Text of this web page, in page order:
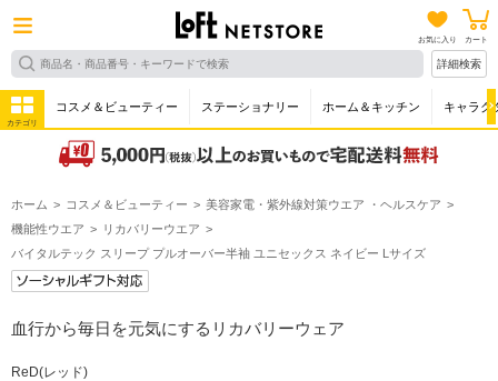
お気に入り カート
詳細検索
カテゴリ
コスメ＆ビューティー ステーショナリー ホーム＆キッチン キャラク
ホーム コスメ＆ビューティー
美容家電・紫外線対策ウエア ・ヘルスケア
機能性ウエア
リカバリーウエア
バイタルテック スリープ プルオーバー半袖 ユニセックス ネイビー Lサイズ
血行から毎日を元気にするリカバリーウェア
ReD(レッド)